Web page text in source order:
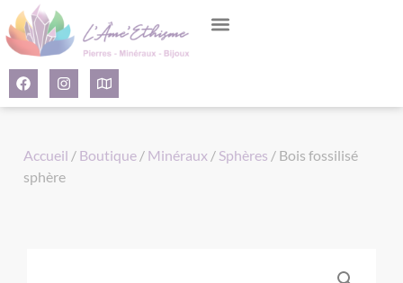
Accueil / Boutique / Minéraux / Sphères / Bois fossilisé
sphère
Panneau de gestion des cookies